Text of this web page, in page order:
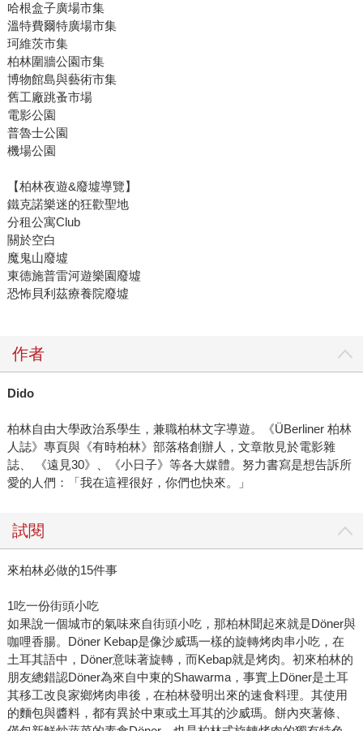
哈根盒子廣場市集
溫特費爾特廣場市集
珂維茨市集
柏林圍牆公園市集
博物館島與藝術市集
舊工廠跳蚤市場
電影公園
普魯士公園
機場公園
【柏林夜遊&廢墟導覽】
鐵克諾樂迷的狂歡聖地
分租公寓Club
關於空白
魔鬼山廢墟
東德施普雷河遊樂園廢墟
恐怖貝利茲療養院廢墟
作者
Dido
柏林自由大學政治系學生，兼職柏林文字導遊。《ÜBerliner 柏林
人誌》專頁與《有時柏林》部落格創辦人，文章散見於電影雜
誌、 《遠見30》、《小日子》等各大媒體。努力書寫是想告訴所
愛的人們：「我在這裡很好，你們也快來。」
試閱
來柏林必做的15件事
1吃一份街頭小吃
如果說一個城市的氣味來自街頭小吃，那柏林聞起來就是Döner與
咖哩香腸。Döner Kebap是像沙威瑪一樣的旋轉烤肉串小吃，在
土耳其語中，Döner意味著旋轉，而Kebap就是烤肉。初來柏林的
朋友總錯認Döner為來自中東的Shawarma，事實上Döner是土耳
其移工改良家鄉烤肉串後，在柏林發明出來的速食料理。其使用
的麵包與醬料，都有異於中東或土耳其的沙威瑪。餅內夾薯條、